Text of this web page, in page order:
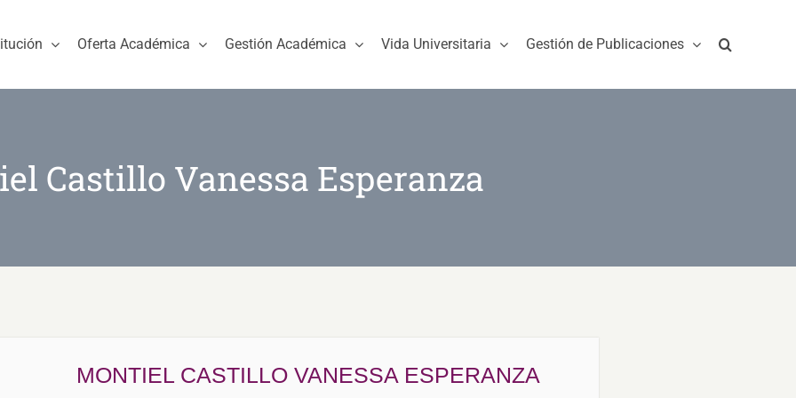
Oferta Académica Gestión Académica Vida Universitaria Gestión de Publicaciones
Castillo Vanessa Esperanza
MONTIEL CASTILLO VANESSA ESPERANZA